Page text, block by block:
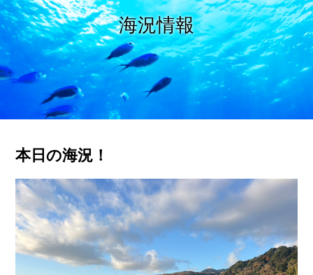
e
n
a
v
o
海況情報
本日の海況！